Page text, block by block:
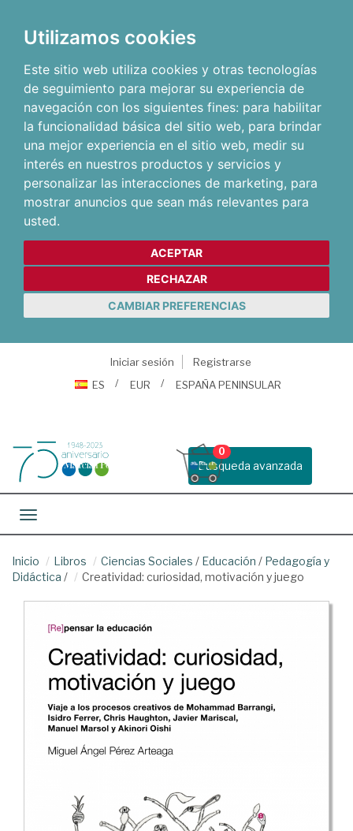
Utilizamos cookies
Este sitio web utiliza cookies y otras tecnologías
de seguimiento para mejorar su experiencia de
navegación con los siguientes fines: para habilitar
la funcionalidad básica del sitio web, para brindar
una mejor experiencia en el sitio web, medir su
interés en nuestros productos y servicios y
personalizar las interacciones de marketing, para
mostrar anuncios que sean más relevantes para
usted.
ACEPTAR
RECHAZAR
CAMBIAR PREFERENCIAS
Iniciar sesión
Registrarse
ES
EUR ESPAÑA PENINSULAR
Busqueda avanzada
0
Toggle navigation
Inicio Libros Ciencias Sociales / Educación / Pedagogía y
Didáctica / Creatividad: curiosidad, motivación y juego